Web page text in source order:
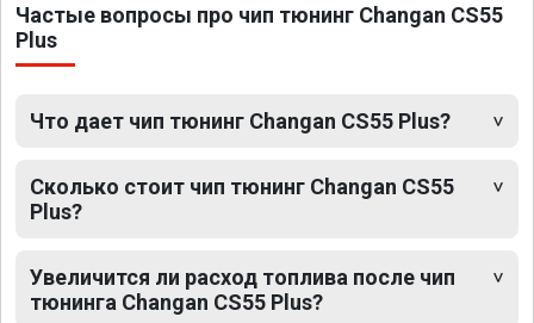
Частые вопросы про чип тюнинг Changan CS55
Plus
Что дает чип тюнинг Changan CS55 Plus?
Сколько стоит чип тюнинг Changan CS55
Plus?
Увеличится ли расход топлива после чип
тюнинга Changan CS55 Plus?